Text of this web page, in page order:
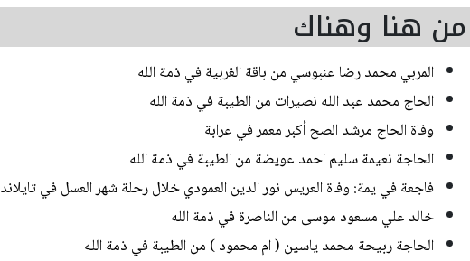
من هنا وهناك
المربي محمد رضا عنبوسي من باقة الغربية في ذمة الله
الحاج محمد عبد الله نصيرات من الطيبة في ذمة الله
وفاة الحاج مرشد الصح أكبر معمر في عرابة
الحاجة نعيمة سليم احمد عويضة من الطيبة في ذمة الله
فاجعة في يمة: وفاة العريس نور الدين العمودي خلال رحلة شهر العسل في تايلاند
خالد علي مسعود موسى من الناصرة في ذمة الله
الحاجة ربيحة محمد ياسين ( ام محمود ) من الطيبة في ذمة الله